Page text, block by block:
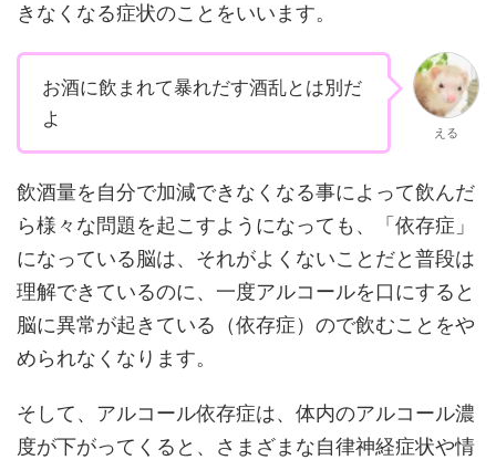
きなくなる症状のことをいいます。
お酒に飲まれて暴れだす酒乱とは別だ
よ
える
飲酒量を自分で加減できなくなる事によって飲んだ
ら様々な問題を起こすようになっても、「依存症」
になっている脳は、それがよくないことだと普段は
理解できているのに、一度アルコールを口にすると
脳に異常が起きている（依存症）ので飲むことをや
められなくなります。
そして、アルコール依存症は、体内のアルコール濃
度が下がってくると、さまざまな自律神経症状や情